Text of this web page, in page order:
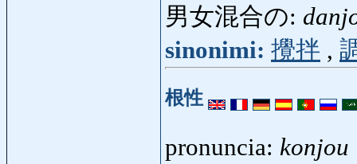
男女混合の:
sinonimi: 攪拌 ,
根性
pronuncia: konjou